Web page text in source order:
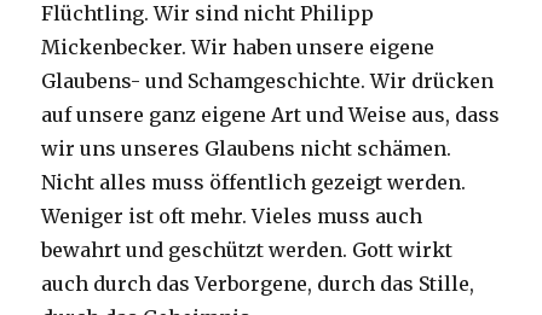
Flüchtling. Wir sind nicht Philipp
Mickenbecker. Wir haben unsere eigene
Glaubens- und Schamgeschichte. Wir drücken
auf unsere ganz eigene Art und Weise aus, dass
wir uns unseres Glaubens nicht schämen.
Nicht alles muss öffentlich gezeigt werden.
Weniger ist oft mehr. Vieles muss auch
bewahrt und geschützt werden. Gott wirkt
auch durch das Verborgene, durch das Stille,